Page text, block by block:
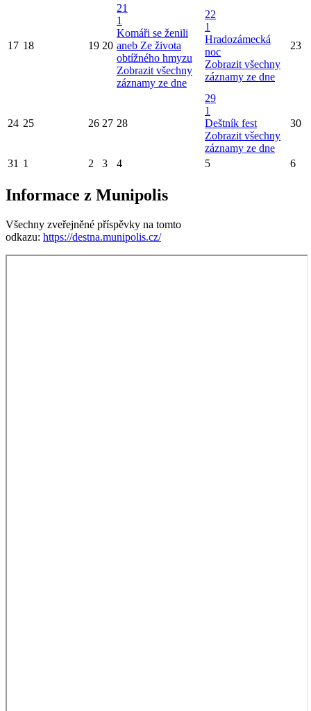
17 18 19 20
21
1
Komáři se ženili
aneb Ze života
obtížného hmyzu
Zobrazit všechny
záznamy ze dne
22
1
Hradozámecká
noc
Zobrazit všechny
záznamy ze dne
23
24 25 26 27 28
29
1
Deštník fest
Zobrazit všechny
záznamy ze dne
30
31 1 2 3 4 5 6
Informace z Munipolis
Všechny zveřejněné příspěvky na tomto
odkazu: https://destna.munipolis.cz/